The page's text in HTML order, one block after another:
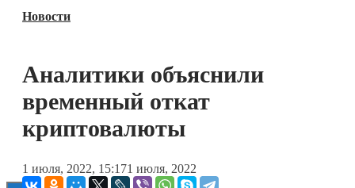
Блокчейн
Новости
Аналитики объяснили
временный откат
криптовалюты
1 июля, 2022, 15:171 июля, 2022